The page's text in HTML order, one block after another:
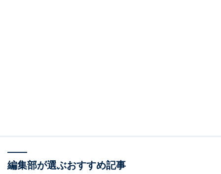
・縦の並び（右）：や ＋ □ ＋ み
編集部が選ぶおすすめ記事